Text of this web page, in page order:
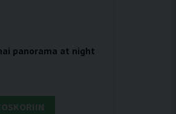
panorama at night